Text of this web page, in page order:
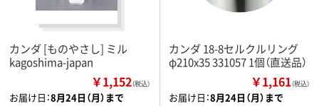
カンダ [ものやさし] ミル
kagoshima-japan
￥1,152（税込）
お届け日：8月24日（月）まで
カンダ 18-8セルクルリング
φ210x35 331057 1個（直送品）
￥1,161（税込）
お届け日：8月24日（月）まで